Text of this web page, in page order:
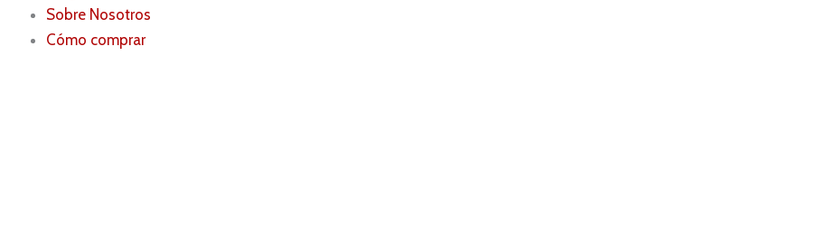
Sobre Nosotros
Cómo comprar